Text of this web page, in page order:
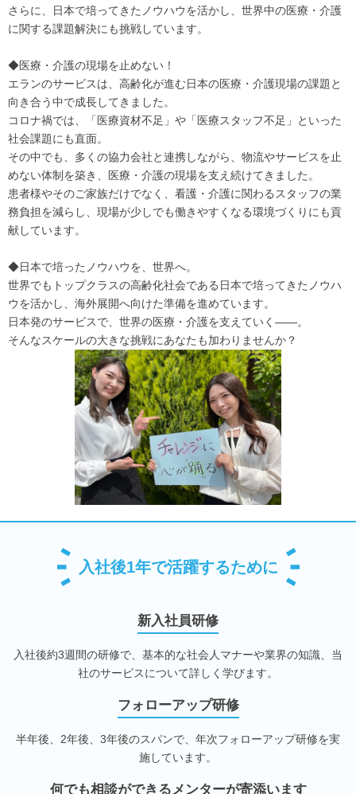
さらに、日本で培ってきたノウハウを活かし、世界中の医療・介護
に関する課題解決にも挑戦しています。
◆医療・介護の現場を止めない！
エランのサービスは、高齢化が進む日本の医療・介護現場の課題と
向き合う中で成長してきました。
コロナ禍では、「医療資材不足」や「医療スタッフ不足」といった
社会課題にも直面。
その中でも、多くの協力会社と連携しながら、物流やサービスを止
めない体制を築き、医療・介護の現場を支え続けてきました。
患者様やそのご家族だけでなく、看護・介護に関わるスタッフの業
務負担を減らし、現場が少しでも働きやすくなる環境づくりにも貢
献しています。
◆日本で培ったノウハウを、世界へ。
世界でもトップクラスの高齢化社会である日本で培ってきたノウハ
ウを活かし、海外展開へ向けた準備を進めています。
日本発のサービスで、世界の医療・介護を支えていく――。
そんなスケールの大きな挑戦にあなたも加わりませんか？
入社後1年で活躍するために
新入社員研修
入社後約3週間の研修で、基本的な社会人マナーや業界の知識、当
社のサービスについて詳しく学びます。
フォローアップ研修
半年後、2年後、3年後のスパンで、年次フォローアップ研修を実
施しています。
何でも相談ができるメンターが寄添います